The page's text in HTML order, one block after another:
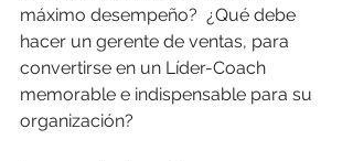
máximo desempeño?  ¿Qué debe
hacer un gerente de ventas, para
convertirse en un Líder-Coach
memorable e indispensable para su
organización?